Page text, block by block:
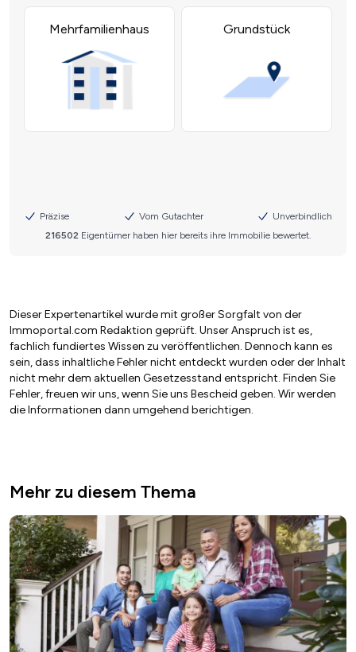
Dieser Expertenartikel wurde mit großer Sorgfalt von der
Immoportal.com Redaktion geprüft. Unser Anspruch ist es,
fachlich fundiertes Wissen zu veröffentlichen. Dennoch kann es
sein, dass inhaltliche Fehler nicht entdeckt wurden oder der Inhalt
nicht mehr dem aktuellen Gesetzesstand entspricht. Finden Sie
Fehler, freuen wir uns, wenn Sie uns Bescheid geben. Wir werden
die Informationen dann umgehend berichtigen.
Mehr zu diesem Thema